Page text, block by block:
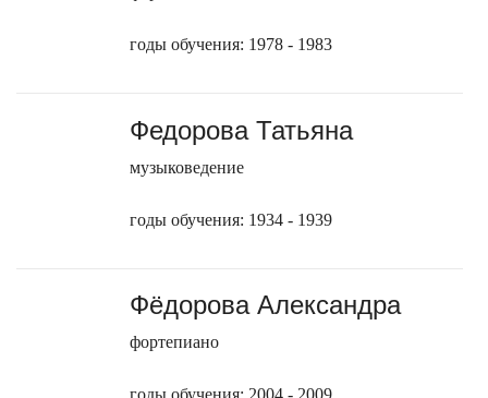
годы обучения: 1978 - 1983
Федорова Татьяна
музыковедение
годы обучения: 1934 - 1939
Фёдорова Александра
фортепиано
годы обучения: 2004 - 2009